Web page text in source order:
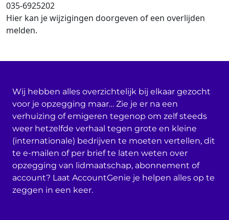
035-6925202
Hier kan je wijzigingen doorgeven of een overlijden
melden.
Wij hebben alles overzichtelijk bij elkaar gezocht
voor je opzegging maar… Zie je er na een
verhuizing of emigeren tegenop om zelf steeds
weer hetzelfde verhaal tegen grote en kleine
(internationale) bedrijven te moeten vertellen, dit
te e-mailen of per brief te laten weten over
opzegging van lidmaatschap, abonnement of
account? Laat AccountGenie je helpen alles op te
zeggen in een keer.